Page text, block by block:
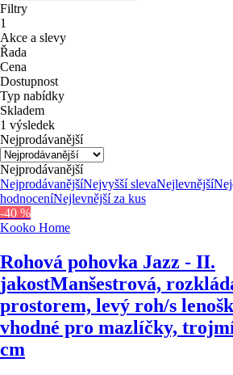
Filtry
1
Akce a slevy
Řada
Cena
Dostupnost
Typ nabídky
Skladem
1 výsledek
Nejprodávanější
Nejprodávanější
NejprodávanějšíNejvyšší slevaNejlevnější
hodnoceníNejlevnější za kus
-40 %
Kooko Home
Rohová pohovka Jazz - II.
jakostManšestrová,
prostorem, levý roh/s
vhodné pro mazlíčky,
cm